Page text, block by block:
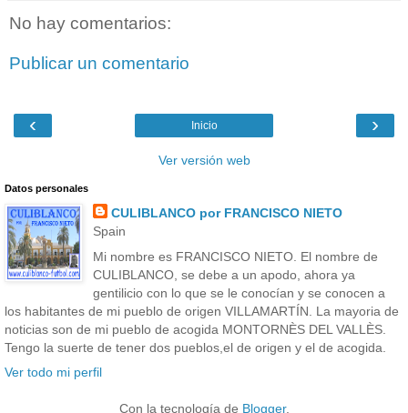
No hay comentarios:
Publicar un comentario
‹ ›
Inicio
Ver versión web
Datos personales
CULIBLANCO por FRANCISCO NIETO
Spain
Mi nombre es FRANCISCO NIETO. El nombre de
CULIBLANCO, se debe a un apodo, ahora ya
gentilicio con lo que se le conocían y se conocen a
los habitantes de mi pueblo de origen VILLAMARTÍN. La mayoria de
noticias son de mi pueblo de acogida MONTORNÈS DEL VALLÈS.
Tengo la suerte de tener dos pueblos,el de origen y el de acogida.
Ver todo mi perfil
Con la tecnología de Blogger.